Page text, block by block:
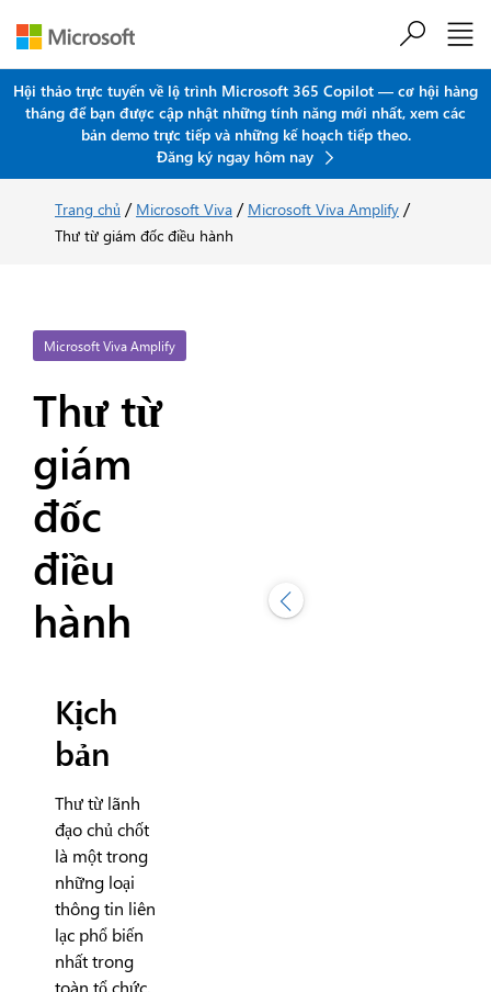
Hội thảo trực tuyến về lộ trình Microsoft 365 Copilot — cơ hội hàng
tháng để bạn được cập nhật những tính năng mới nhất, xem các
bản demo trực tiếp và những kế hoạch tiếp theo.
Đăng ký ngay hôm nay
Trang chủ / Microsoft Viva / Microsoft Viva Amplify /
Thư từ giám đốc điều hành
Microsoft Viva Amplify
Thư từ
giám
đốc
điều
hành
Kịch
bản
Thư từ lãnh
đạo chủ chốt
là một trong
những loại
thông tin liên
lạc phổ biến
nhất trong
toàn tổ chức.